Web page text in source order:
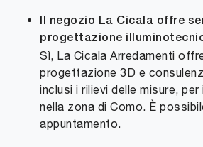
Il negozio La Cicala offre
progettazione
Sì, La Cicala Arredamenti
progettazione 3D e
inclusi i rilievi delle misure,
nella zona di Como. È
appuntamento.